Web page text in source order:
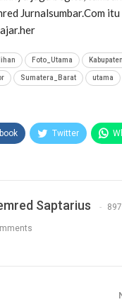
Jurnalsumbar.Com itu
Foto_Utama
Sumatera_Barat utama
Twitter
Saptarius